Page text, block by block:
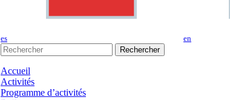
es en
Rechercher
Accueil
Activités
Programme d’activités